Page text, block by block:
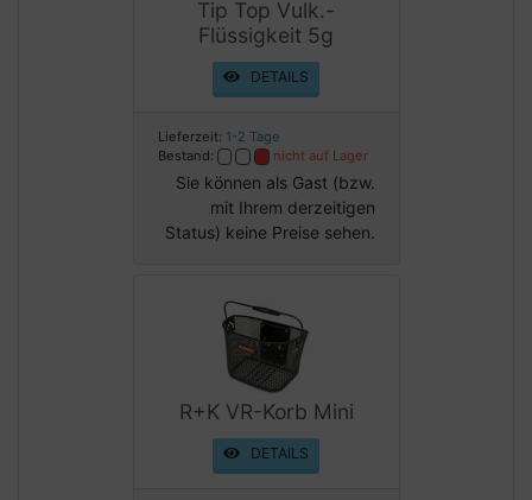
Tip Top Vulk.-
Flüssigkeit 5g
DETAILS
Lieferzeit: 1-2 Tage
Bestand:
nicht auf Lager
Sie können als Gast (bzw.
mit Ihrem derzeitigen
Status) keine Preise sehen.
R+K VR-Korb Mini
DETAILS